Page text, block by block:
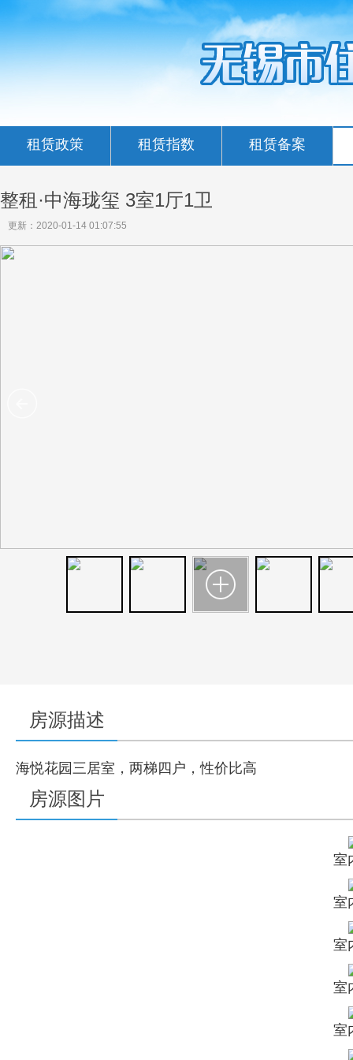
租赁政策 租赁指数 租赁备案
整租·中海珑玺 3室1厅1卫
更新：2020-01-14 01:07:55
房源描述
海悦花园三居室，两梯四户，性价比高
房源图片
室
室
室
室
室